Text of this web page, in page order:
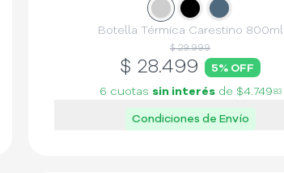
Slide 1
Slide 2
Slide
Botella Térmica Carestino 800ml
$ 29.999
$ 28.499 5% OFF
6 cuotas sin interésde $4.749 83
Condiciones de Envío